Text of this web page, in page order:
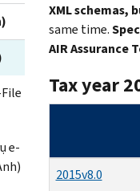
e-
XML schemas,
same time.
AIR Assurance
Tax year
2015v8.0